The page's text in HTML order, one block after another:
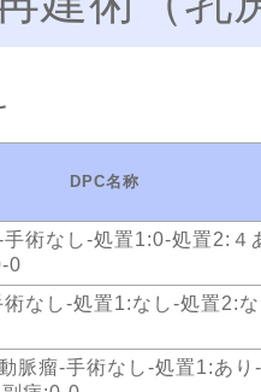
DPC名称
手術なし-処置1:0-処置2:４
0
術なし-処置1:なし-処置2:
脈瘤-手術なし-処置1:あり